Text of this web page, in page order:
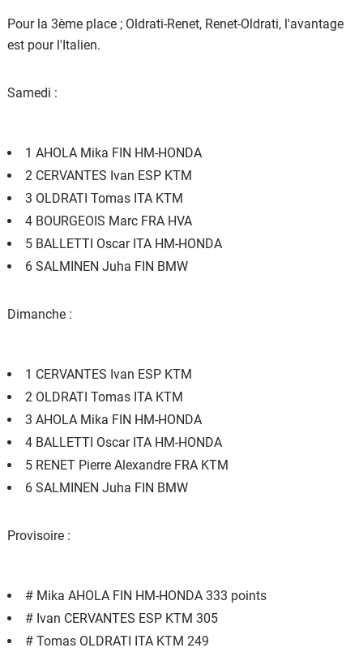
Pour la 3ème place ; Oldrati-Renet, Renet-Oldrati, l'avantage
est pour l'Italien.
Samedi :
1 AHOLA Mika FIN HM-HONDA
2 CERVANTES Ivan ESP KTM
3 OLDRATI Tomas ITA KTM
4 BOURGEOIS Marc FRA HVA
5 BALLETTI Oscar ITA HM-HONDA
6 SALMINEN Juha FIN BMW
Dimanche :
1 CERVANTES Ivan ESP KTM
2 OLDRATI Tomas ITA KTM
3 AHOLA Mika FIN HM-HONDA
4 BALLETTI Oscar ITA HM-HONDA
5 RENET Pierre Alexandre FRA KTM
6 SALMINEN Juha FIN BMW
Provisoire :
# Mika AHOLA FIN HM-HONDA 333 points
# Ivan CERVANTES ESP KTM 305
# Tomas OLDRATI ITA KTM 249